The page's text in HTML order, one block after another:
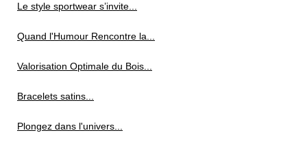
Le style sportwear s’invite...
Quand l'Humour Rencontre la...
Valorisation Optimale du Bois...
Bracelets satins...
Plongez dans l'univers...